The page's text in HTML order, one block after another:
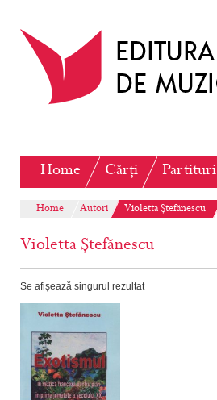
Home Cărți Partituri
Home Autori Violetta Ștefănescu
Violetta Ștefănescu
Se afișează singurul rezultat